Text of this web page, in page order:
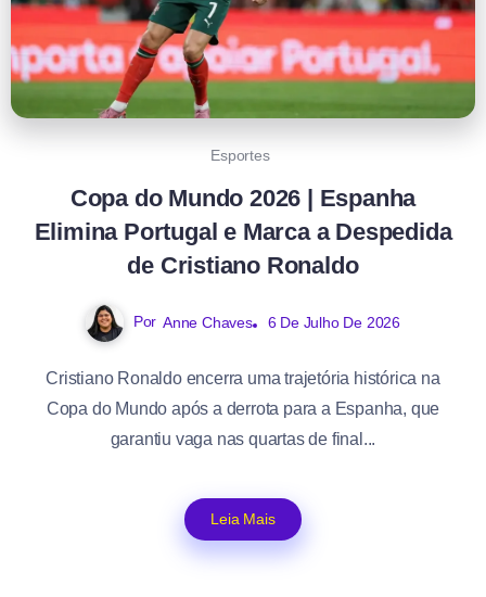
Esportes
Copa do Mundo 2026 | Espanha
Elimina Portugal e Marca a Despedida
de Cristiano Ronaldo
Por Anne Chaves 6 De Julho De 2026
Cristiano Ronaldo encerra uma trajetória histórica na
Copa do Mundo após a derrota para a Espanha, que
garantiu vaga nas quartas de final...
Leia Mais